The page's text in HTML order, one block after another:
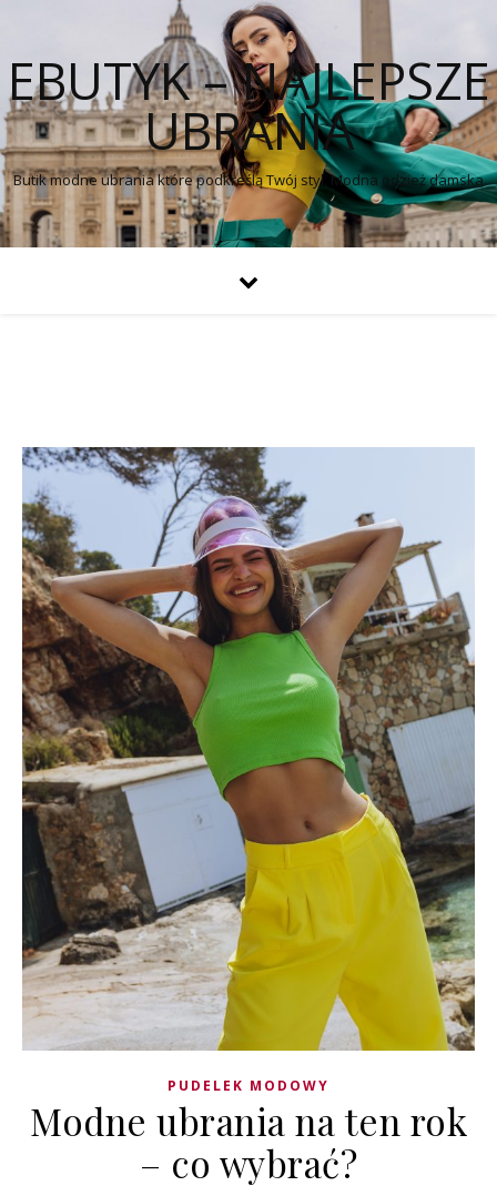
EBUTYK – NAJLEPSZE
UBRANIA
Butik modne ubrania które podkreślą Twój styl. Modna odzież damska
PUDELEK MODOWY
Modne ubrania na ten rok
– co wybrać?